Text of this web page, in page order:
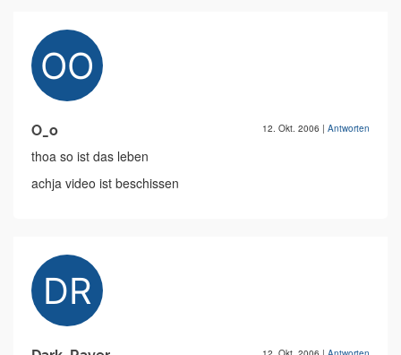
O_o 12. Okt. 2006 | Antworten
thoa so ist das leben
achja video ist beschissen